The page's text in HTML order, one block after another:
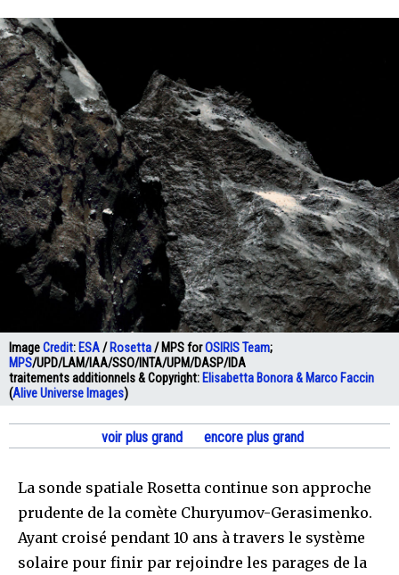
ImageCredit: ESA/ Rosetta/ MPS forOSIRIS Team;
MPS/UPD/LAM/IAA/SSO/INTA/UPM/DASP/IDA
traitements additionnels & Copyright: Elisabetta Bonora & Marco Faccin
(Alive Universe Images)
voir plus grand encore plus grand
La sonde spatiale Rosetta continue son approche
prudente de la comète Churyumov-Gerasimenko.
Ayant croisé pendant 10 ans à travers le système
solaire pour finir par rejoindre les parages de la